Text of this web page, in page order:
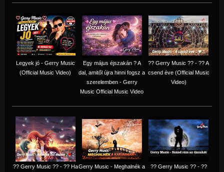
Legyek jó - Gerry Music
(Official Music Video)
Egy május éjszakán ? A
dal, amitől újra hinni fogsz a
szerelemben - Gerry
Music Official Music Video
?? Gerry Music ?? - ?? A
csend éve (Official Music
Video)
?? Gerry Music ?? - ?? HaGerry Music - Meghalnék a
?? Gerry Music ?? - ??